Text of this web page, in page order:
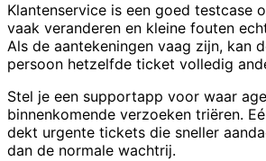
Klantenservice is een goed testcase
vaak veranderen en kleine fouten
Als de aantekeningen vaag zijn, kan
persoon hetzelfde ticket volledig
Stel je een supportapp voor waar
binnenkomende verzoeken triëren.
dekt urgente tickets die sneller
dan de normale wachtrij.